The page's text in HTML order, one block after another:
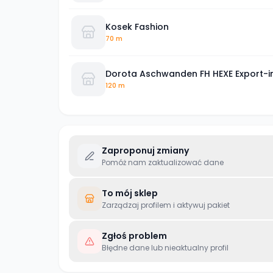
Kosek Fashion
70 m
Dorota Aschwanden FH HEXE
120 m
Zaproponuj zmiany
Pomóż nam zaktualizować dane
To mój sklep
Zarządzaj profilem i aktywuj pakiet
Zgłoś problem
Błędne dane lub nieaktualny profil